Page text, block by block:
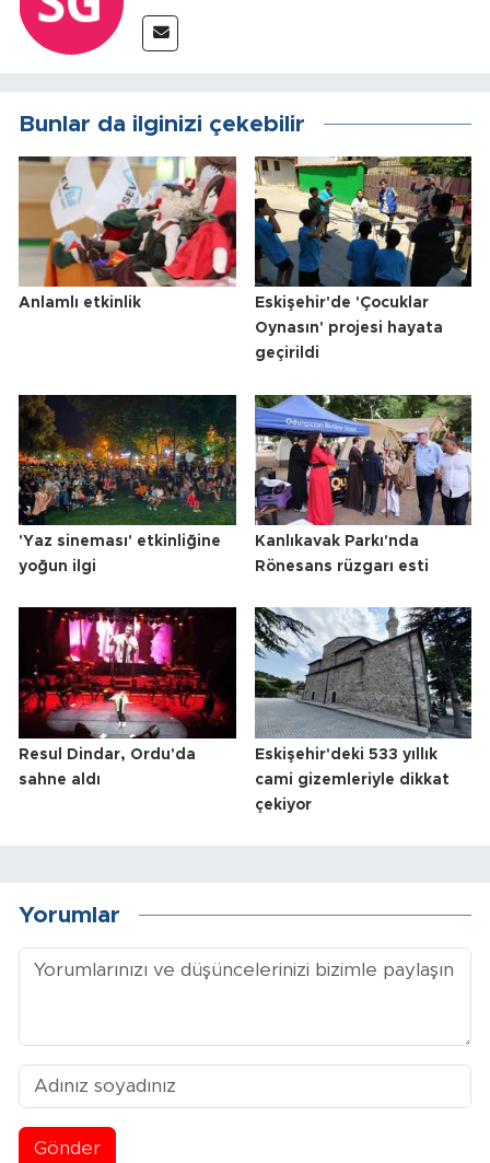
Bunlar da ilginizi çekebilir
Anlamlı etkinlik
Eskişehir'de 'Çocuklar
Oynasın' projesi hayata
geçirildi
'Yaz sineması' etkinliğine
yoğun ilgi
Kanlıkavak Parkı'nda
Rönesans rüzgarı esti
Resul Dindar, Ordu'da
sahne aldı
Eskişehir'deki 533 yıllık
cami gizemleriyle dikkat
çekiyor
Yorumlar
Gönder